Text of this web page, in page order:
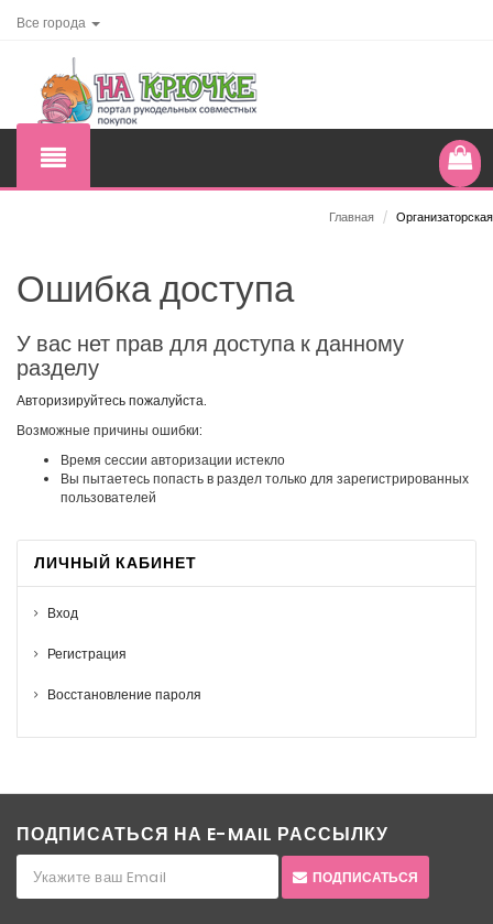
Все города
Главная / Организаторская
Ошибка доступа
У вас нет прав для доступа к данному
разделу
Авторизируйтесь пожалуйста.
Возможные причины ошибки:
Время сессии авторизации истекло
Вы пытаетесь попасть в раздел только для зарегистрированных
пользователей
ЛИЧНЫЙ КАБИНЕТ
Вход
Регистрация
Восстановление пароля
ПОДПИСАТЬСЯ НА E-MAIL РАССЫЛКУ
ПОДПИСАТЬСЯ